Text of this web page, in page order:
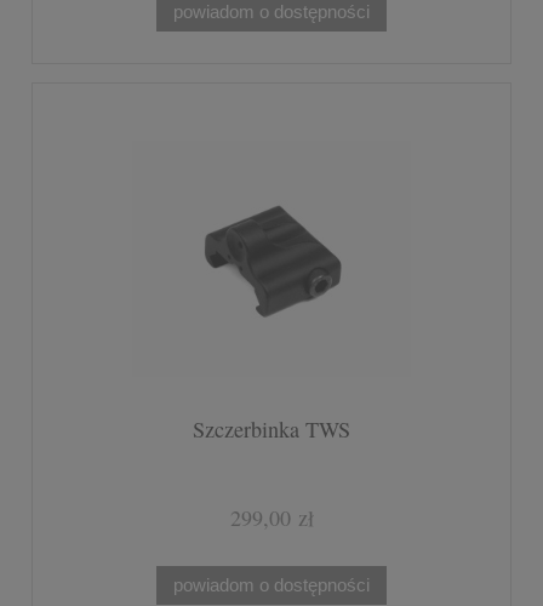
powiadom o dostępności
Szczerbinka TWS
299,00 zł
powiadom o dostępności